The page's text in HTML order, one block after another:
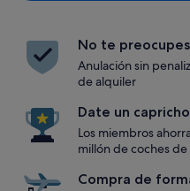
No te
Anulación sin
de alquiler
Date un capricho
Los miembros
millón de coches
Compra de